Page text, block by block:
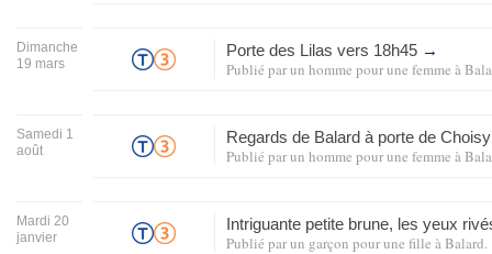
Dimanche
19 mars
Porte des Lilas vers 18h45 →
Publié parun homme pour une femme à
Samedi 1
août
Regards de Balard à porte de
Publié parun homme pour une femme à
Mardi 20
janvier
Intriguante petite brune, les yeux
Publié parun garçon pour une fille àBalard.